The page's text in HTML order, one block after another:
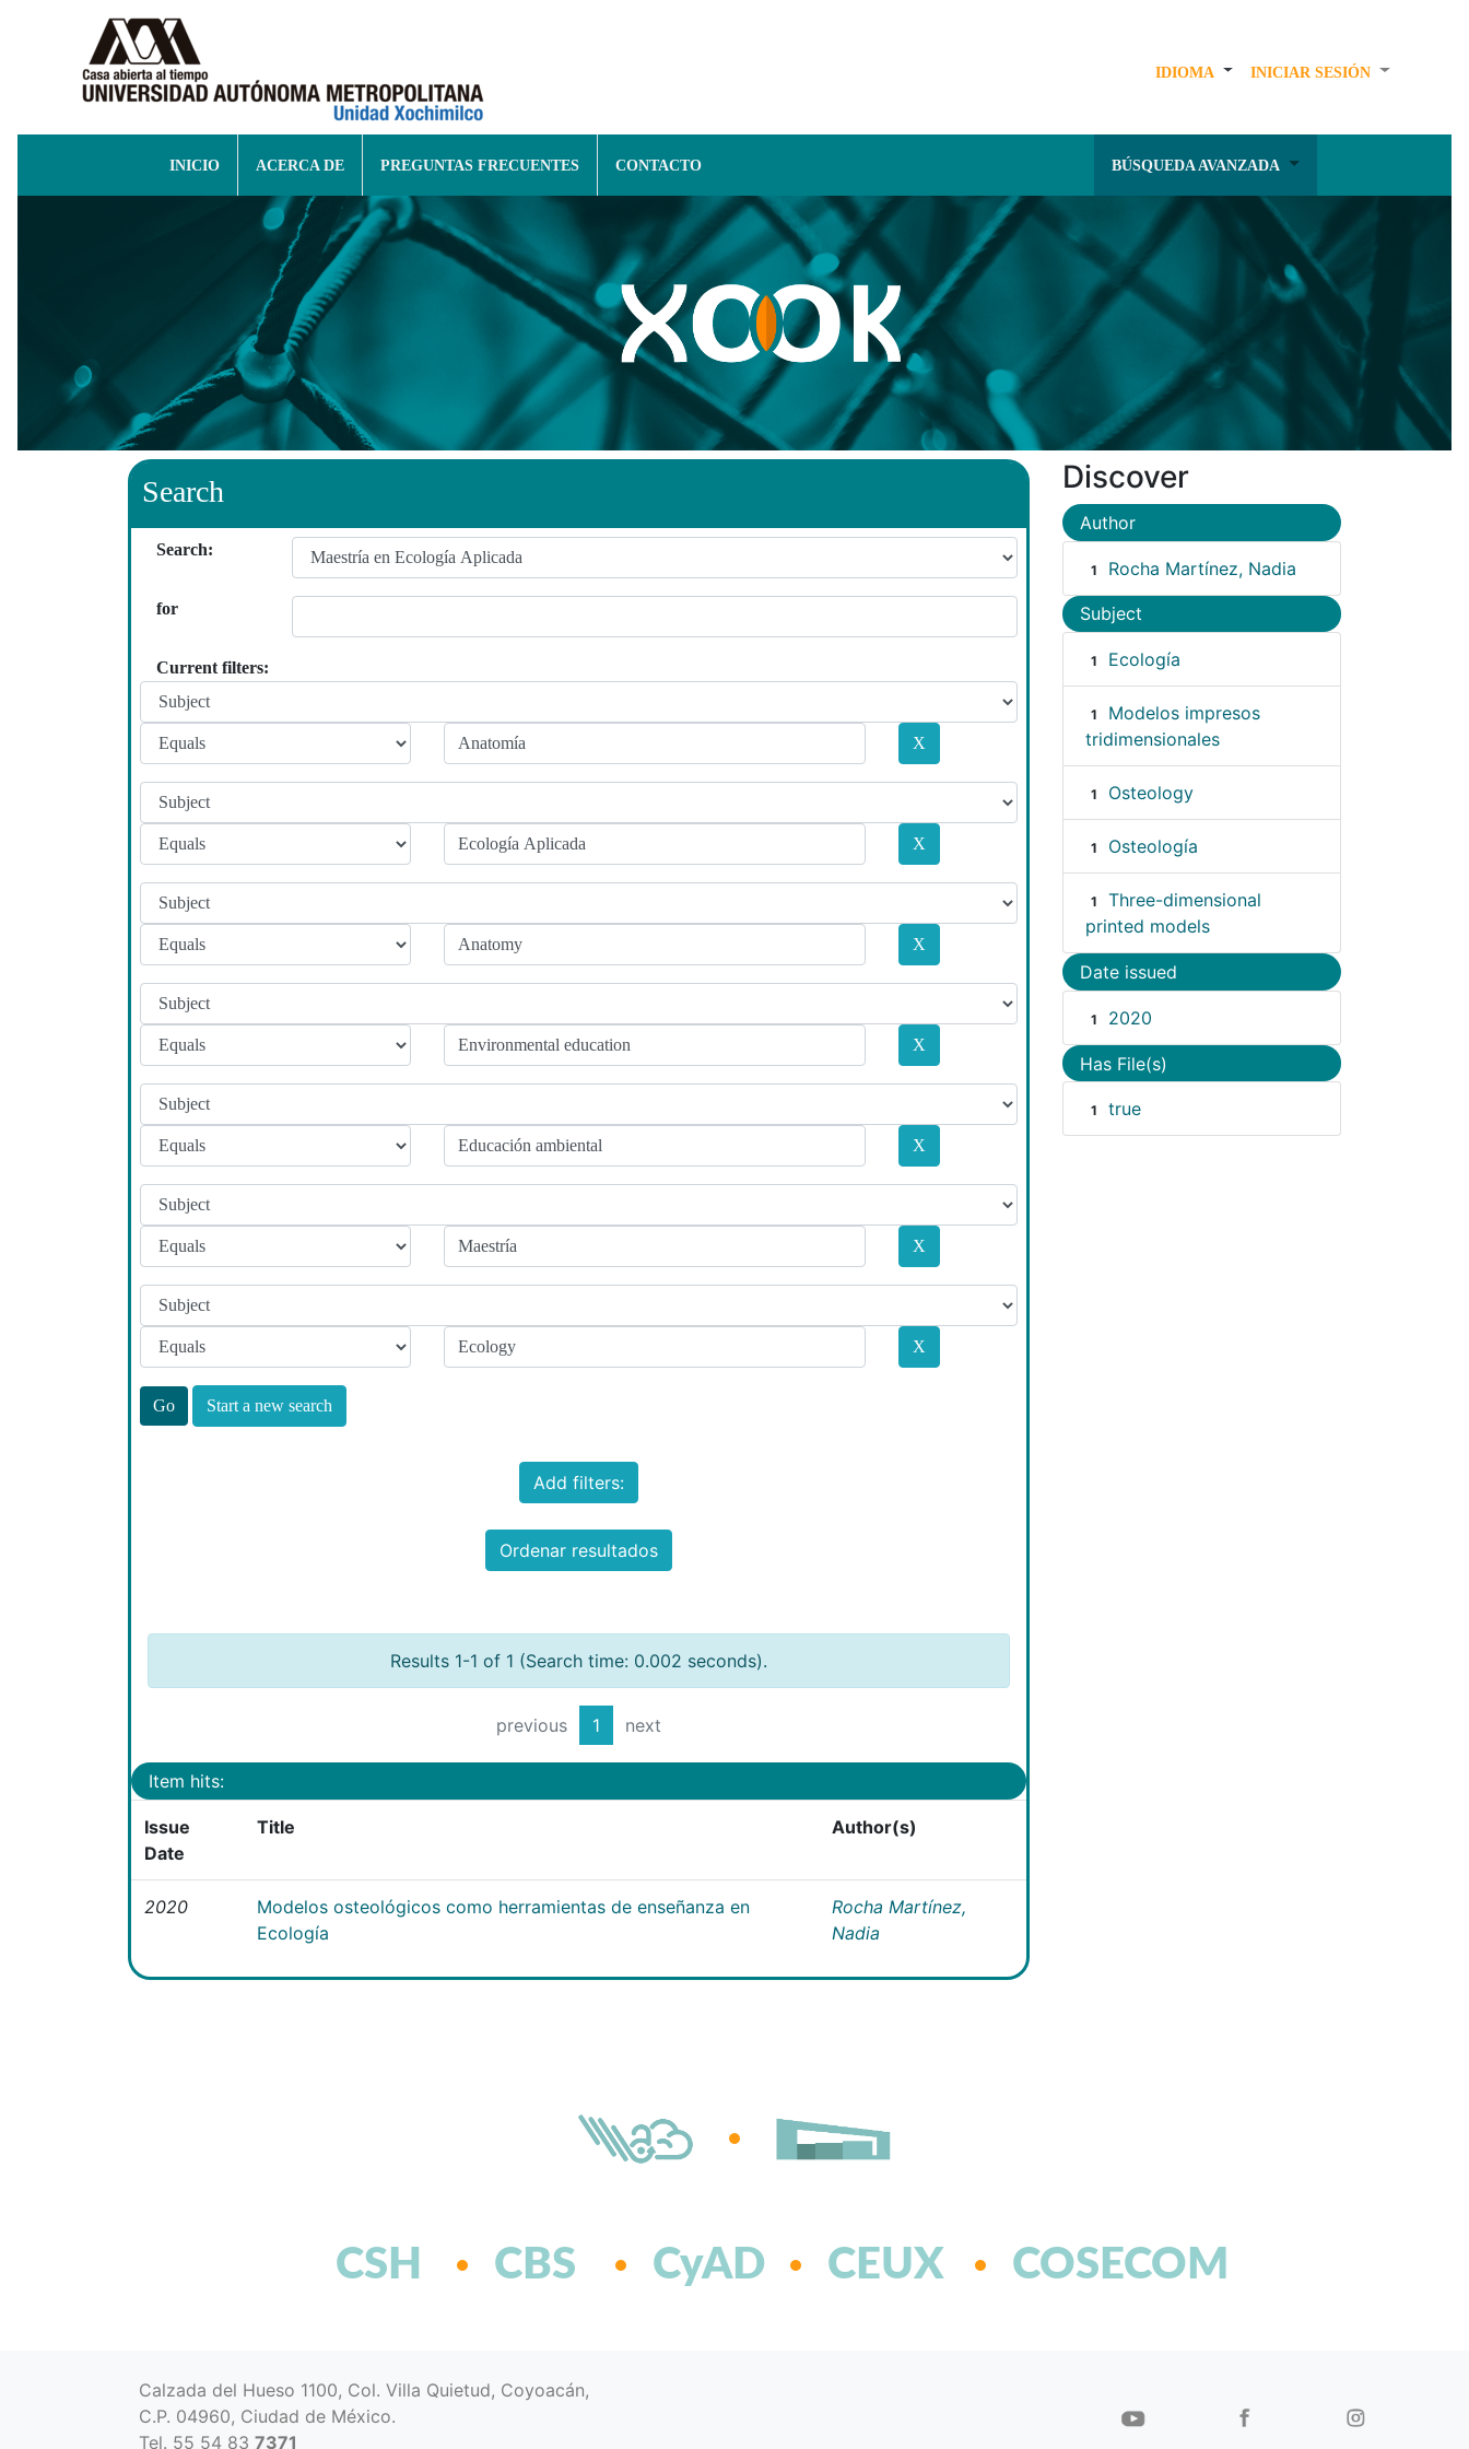
IDIOMA INICIAR SESIÓN
INICIO ACERCA DE PREGUNTAS FRECUENTES CONTACTO BÚSQUEDA AVANZADA
Search
Search:
for
Current filters:
Start a new search
Add filters:
Ordenar resultados
Results 1-1 of 1 (Search time: 0.002 seconds).
previous 1 next
Item hits:
Issue
Date
Title Author(s)
2020
Modelos osteológicos como herramientas de enseñanza en
Ecología
Rocha Martínez,
Nadia
Discover
Author
1 Rocha Martínez, Nadia
Subject
1 Ecología
1
Modelos impresos
tridimensionales
1 Osteology
1 Osteología
1
Three-dimensional
printed models
Date issued
1 2020
Has File(s)
1 true
CSH CBS CyAD CEUX COSECOM
Calzada del Hueso 1100, Col. Villa Quietud, Coyoacán,
C.P. 04960, Ciudad de México.
Tel. 55 54 83 7371